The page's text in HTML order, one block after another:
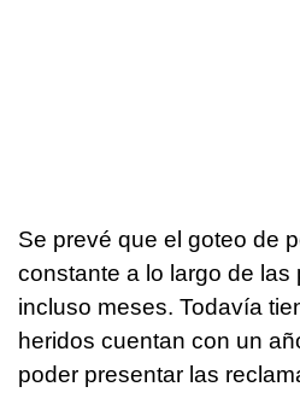
Se prevé que el goteo de
constante a lo largo de las
incluso meses. Todavía
heridos cuentan con un
poder presentar las